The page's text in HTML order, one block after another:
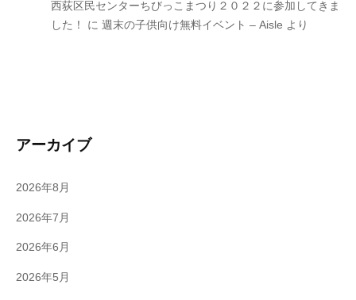
西荻区民センターちびっこまつり２０２２に参加してきま
した！
に 週末の子供向け無料イベント – Aisle より
アーカイブ
2026年8月
2026年7月
2026年6月
2026年5月